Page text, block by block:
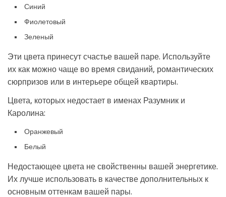
Синий
Фиолетовый
Зеленый
Эти цвета принесут счастье вашей паре. Используйте
их как можно чаще во время свиданий, романтических
сюрпризов или в интерьере общей квартиры.
Цвета, которых недостает в именах Разумник и
Каролина:
Оранжевый
Белый
Недостающее цвета не свойственны вашей энергетике.
Их лучше использовать в качестве дополнительных к
основным оттенкам вашей пары.